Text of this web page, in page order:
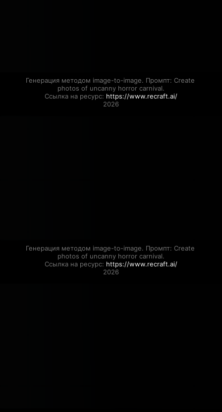
Генерация методом image-to-image. Промпт: Create
photos of uncanny horror carnival.
Ссылка на ресурс: https://www.recraft.ai/
2026
Генерация методом image-to-image. Промпт: Create
photos of uncanny horror carnival.
Ссылка на ресурс: https://www.recraft.ai/
2026